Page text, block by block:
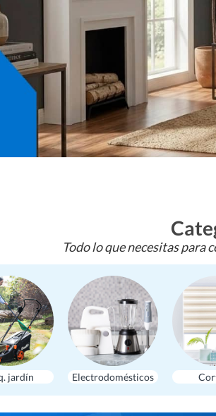
Todo lo que necesitas para
jardín Electrodomésticos